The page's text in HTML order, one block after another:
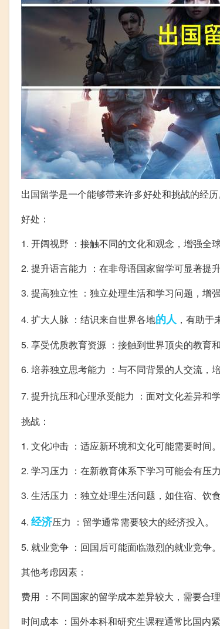
出国留学是一个能够带来许多好处和挑战的经
好处：
1. 开阔视野 ：接触不同的文化和观念，增强全球
2. 提升语言能力 ：在非母语国家留学可显著提升
3. 提高独立性 ：独立处理生活和学习问题，增强
4. 扩大人脉 ：结识来自世界各地的人 ，有助于
5. 享受优质教育资源 ：接触到世界顶尖的教育和
6. 培养独立思考能力 ：与不同背景的人交流，
7. 提升抗压和心理承受能力 ：面对文化差异和
挑战：
1. 文化冲击 ：适应新环境和文化可能需要时间。
2. 学习压力 ：在新教育体系下学习可能会有压力
3. 生活压力 ：独立处理生活问题，如住宿、饮食
4. 经济压力 ：留学通常需要较大的经济投入。
5. 就业竞争 ：回国后可能面临激烈的就业竞争。
其他考虑因素：
费用 ：不同国家的留学成本差异较大，需要合理
时间成本 ：国外本科和研究生课程通常比国内紧